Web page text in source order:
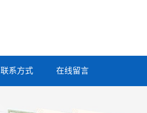
联系方式 在线留言